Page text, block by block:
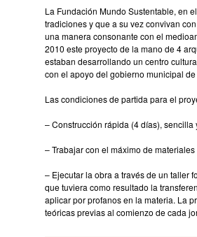
La Fundación Mundo Sustentable, en
tradiciones y que a su vez convivan
una manera consonante con el
2010 este proyecto de la mano de 4
estaban desarrollando un centro
con el apoyo del gobierno municipal
Las condiciones de partida para el
– Construcción rápida (4 días), sencilla
– Trabajar con el máximo de materiales
– Ejecutar la obra a través de un taller
que tuviera como resultado la
aplicar por profanos en la materia. La
teóricas previas al comienzo de cada